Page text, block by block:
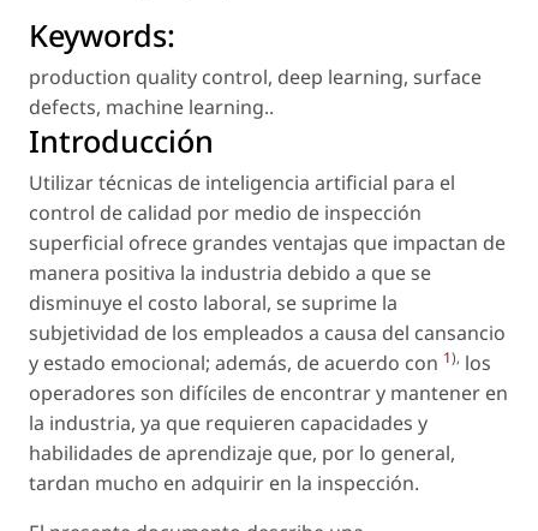
Keywords:
production quality control, deep learning, surface
defects, machine learning..
Introducción
Utilizar técnicas de inteligencia artificial para el
control de calidad por medio de inspección
superficial ofrece grandes ventajas que impactan de
manera positiva la industria debido a que se
disminuye el costo laboral, se suprime la
subjetividad de los empleados a causa del cansancio
y estado emocional; además, de acuerdo con 1), los
operadores son difíciles de encontrar y mantener en
la industria, ya que requieren capacidades y
habilidades de aprendizaje que, por lo general,
tardan mucho en adquirir en la inspección.